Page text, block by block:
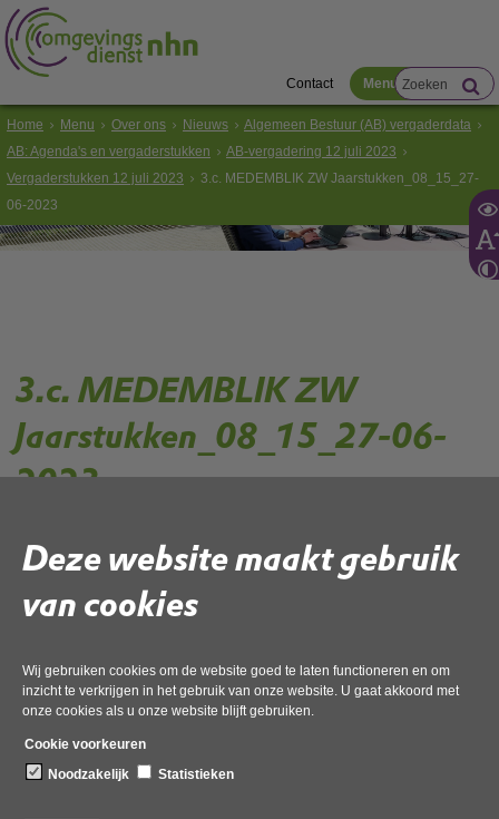
Deze website maakt gebruik
van cookies
Wij gebruiken cookies om de website goed te laten functioneren en om
inzicht te verkrijgen in het gebruik van onze website. U gaat akkoord met
onze cookies als u onze website blijft gebruiken.
Cookie voorkeuren
Noodzakelijk
Statistieken
Contact Menu
Home Menu Over ons Nieuws
Algemeen Bestuur (AB) vergaderdata
AB: Agenda's en vergaderstukken
AB-vergadering 12 juli 2023
Vergaderstukken 12 juli 2023
3.c. MEDEMBLIK ZW Jaarstukken_08_15_27-
06-2023
3.c. MEDEMBLIK ZW
Jaarstukken_08_15_27-06-
2023
Gebruik de onderstaande link om het document te downloaden.
pdf, 278kB
Deel deze pagina